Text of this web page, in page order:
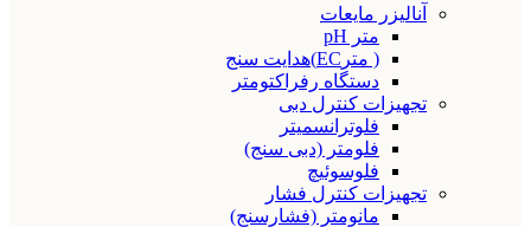
آنالیزر مایعات
متر pH
( مترEC)هدایت سنج
دستگاه رفراکتومتر
تجهیزات کنترل دبی
فلوترانسمیتر
فلومتر (دبی سنج)
فلوسوئیچ
تجهیزات کنترل فشار
مانومتر (فشارسنج)